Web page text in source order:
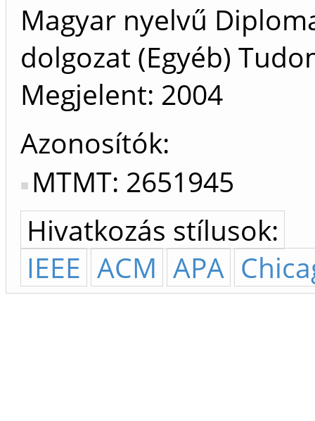
Magyar nyelvű
dolgozat (Egyéb)
Megjelent: 2004
Azonosítók
MTMT: 2651945
Hivatkozás stílusok:
IEEE ACM APA